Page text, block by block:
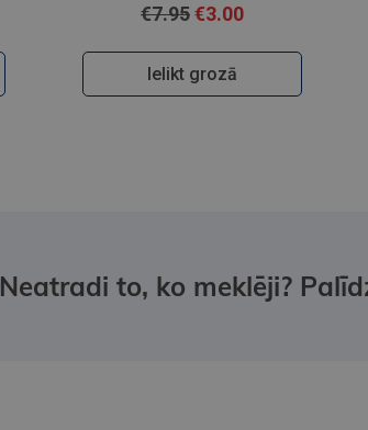
€7.95€3.00
Ielikt grozā
Neatradi to, ko meklēji?